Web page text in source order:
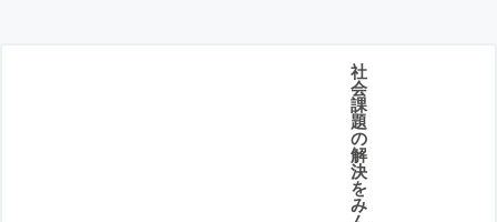
社
会
課
題
の
解
決
を
み